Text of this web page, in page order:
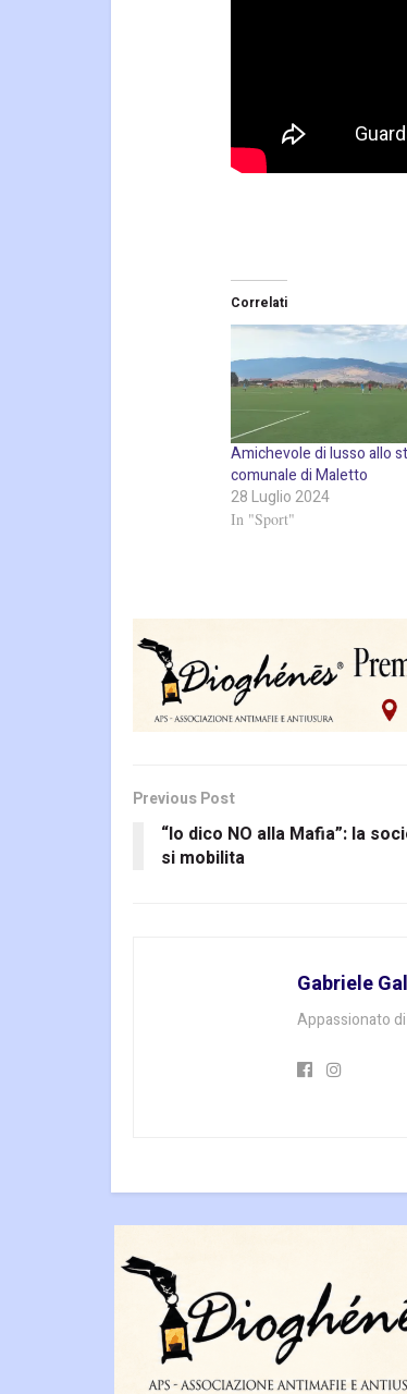
Correlati
Amichevole di lusso allo
comunale di Maletto
28 Luglio 2024
In "Sport"
Previous Post
“Io dico NO alla Mafia”: la
si mobilita
Gabriele
Appassionato